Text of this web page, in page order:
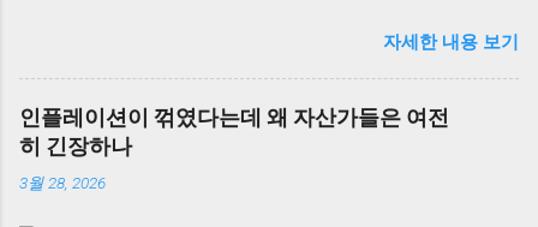
재 글로벌 자산시장을 보면, 이런 단순한 공식이 얼
마나 위험한지 알 수 있어요. 실제로는 금값과 경제
성장의 관계가 훨씬 복잡하고, 때로는 정반대로 작
용하기도 합니다. 오늘은 금값 움직임을 제대로 읽
는 법과 상품시장 수급 동향, 그리고 역발상 투자의
자세한 내용 보기
인플레이션이 꺾였다는데 왜 자산가들은 여전
히 긴장하나
3월 28, 2026